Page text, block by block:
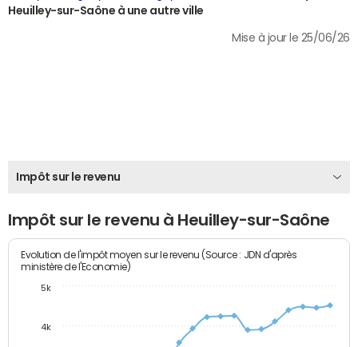
Heuilley-sur-Saône à une autre ville
Mise à jour le 25/06/26
Impôt sur le revenu
Impôt sur le revenu à Heuilley-sur-Saône
Evolution de l'impôt moyen sur le revenu (Source : JDN d'après
ministère de l'Economie)
4k
5k